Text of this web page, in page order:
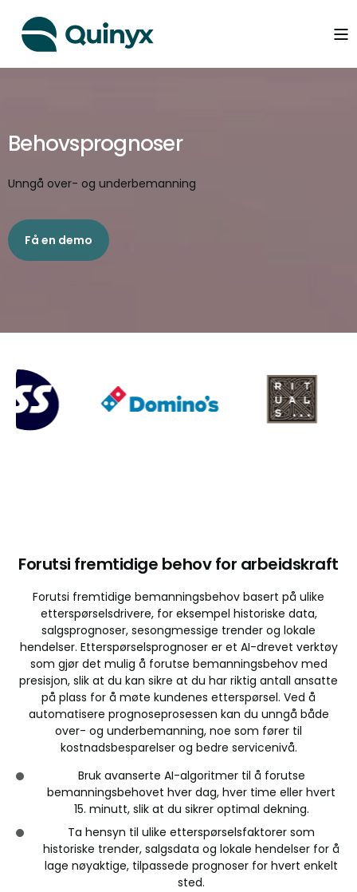
Behovsprognoser
Unngå over- og underbemanning
Få en demo
Forutsi fremtidige behov for arbeidskraft
Forutsi fremtidige bemanningsbehov basert på ulike
etterspørselsdrivere, for eksempel historiske data,
salgsprognoser, sesongmessige trender og lokale
hendelser. Etterspørselsprognoser er et AI-drevet verktøy
som gjør det mulig å forutse bemanningsbehov med
presisjon, slik at du kan sikre at du har riktig antall ansatte
på plass for å møte kundenes etterspørsel. Ved å
automatisere prognoseprosessen kan du unngå både
over- og underbemanning, noe som fører til
kostnadsbesparelser og bedre servicenivå.
Bruk avanserte AI-algoritmer til å forutse
bemanningsbehovet hver dag, hver time eller hvert
15. minutt, slik at du sikrer optimal dekning.
Ta hensyn til ulike etterspørselsfaktorer som
historiske trender, salgsdata og lokale hendelser for å
lage nøyaktige, tilpassede prognoser for hvert enkelt
sted.